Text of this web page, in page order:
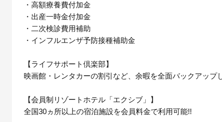
・高額療養費付加金
・出産一時金付加金
・二次検診費用補助
・インフルエンザ予防接種補助金
【ライフサポート倶楽部】
映画館・レンタカーの割引など、余暇を全面バックアップ
【会員制リゾートホテル「エクシブ」】
全国30ヵ所以上の宿泊施設を会員料金で利用可能!!